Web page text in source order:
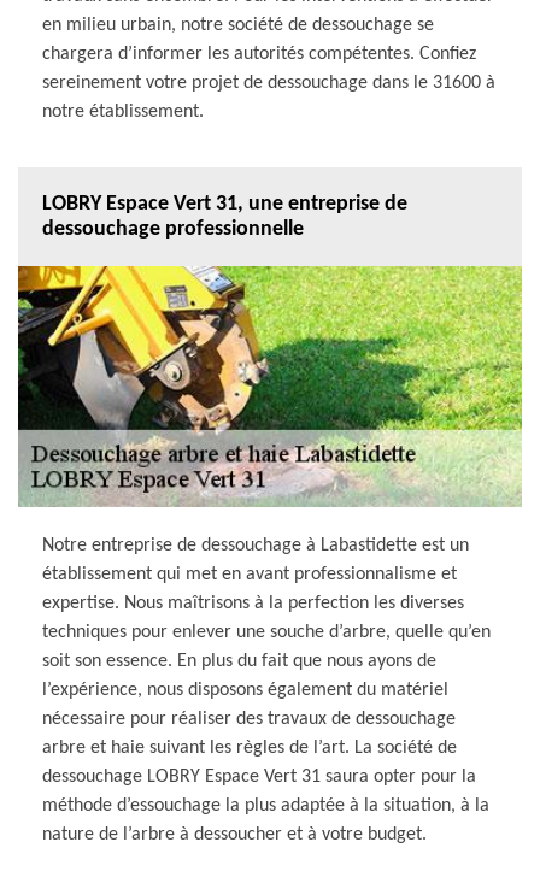
en milieu urbain, notre société de dessouchage se
chargera d’informer les autorités compétentes. Confiez
sereinement votre projet de dessouchage dans le 31600 à
notre établissement.
LOBRY Espace Vert 31, une entreprise de
dessouchage professionnelle
Notre entreprise de dessouchage à Labastidette est un
établissement qui met en avant professionnalisme et
expertise. Nous maîtrisons à la perfection les diverses
techniques pour enlever une souche d’arbre, quelle qu’en
soit son essence. En plus du fait que nous ayons de
l’expérience, nous disposons également du matériel
nécessaire pour réaliser des travaux de dessouchage
arbre et haie suivant les règles de l’art. La société de
dessouchage LOBRY Espace Vert 31 saura opter pour la
méthode d’essouchage la plus adaptée à la situation, à la
nature de l’arbre à dessoucher et à votre budget.